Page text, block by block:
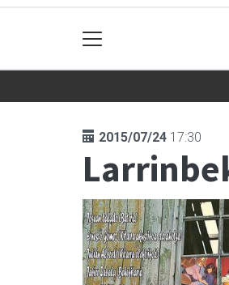
2015/07/24 17:30